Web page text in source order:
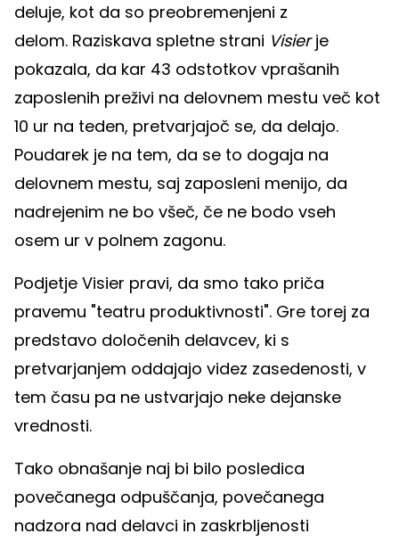
deluje, kot da so preobremenjeni z
delom. Raziskava spletne strani Visierje
pokazala, da kar 43 odstotkov vprašanih
zaposlenih preživi na delovnem mestu več kot
10 ur na teden, pretvarjajoč se, da delajo.
Poudarek je na tem, da se to dogaja na
delovnem mestu, saj zaposleni menijo, da
nadrejenim ne bo všeč, če ne bodo vseh
osem ur v polnem zagonu.
Podjetje Visier pravi, da smo tako priča
pravemu "teatru produktivnosti". Gre torej za
predstavo določenih delavcev, ki s
pretvarjanjem oddajajo videz zasedenosti, v
tem času pa ne ustvarjajo neke dejanske
vrednosti.
Tako obnašanje naj bi bilo posledica
povečanega odpuščanja, povečanega
nadzora nad delavci in zaskrbljenosti